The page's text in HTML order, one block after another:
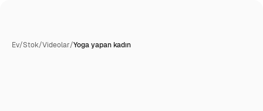
Ev/Stok/Videolar/Yoga yapan kadın